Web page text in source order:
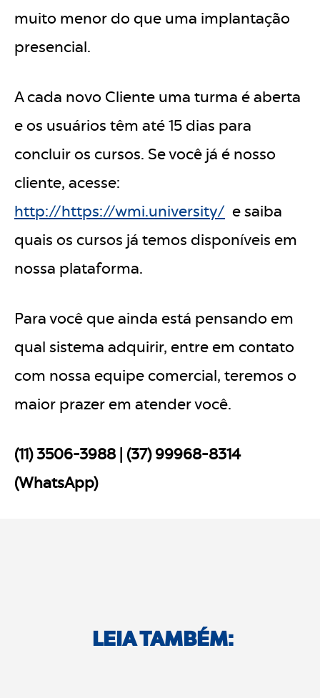
muito menor do que uma implantação
presencial.
A cada novo Cliente uma turma é aberta
e os usuários têm até 15 dias para
concluir os cursos. Se você já é nosso
cliente, acesse:
http://https://wmi.university/ e saiba
quais os cursos já temos disponíveis em
nossa plataforma.
Para você que ainda está pensando em
qual sistema adquirir, entre em contato
com nossa equipe comercial, teremos o
maior prazer em atender você.
(11) 3506-3988 | (37) 99968-8314
(WhatsApp)
LEIA TAMBÉM: